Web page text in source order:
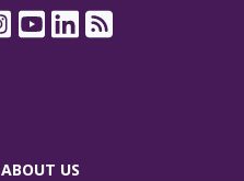
ABOUT US